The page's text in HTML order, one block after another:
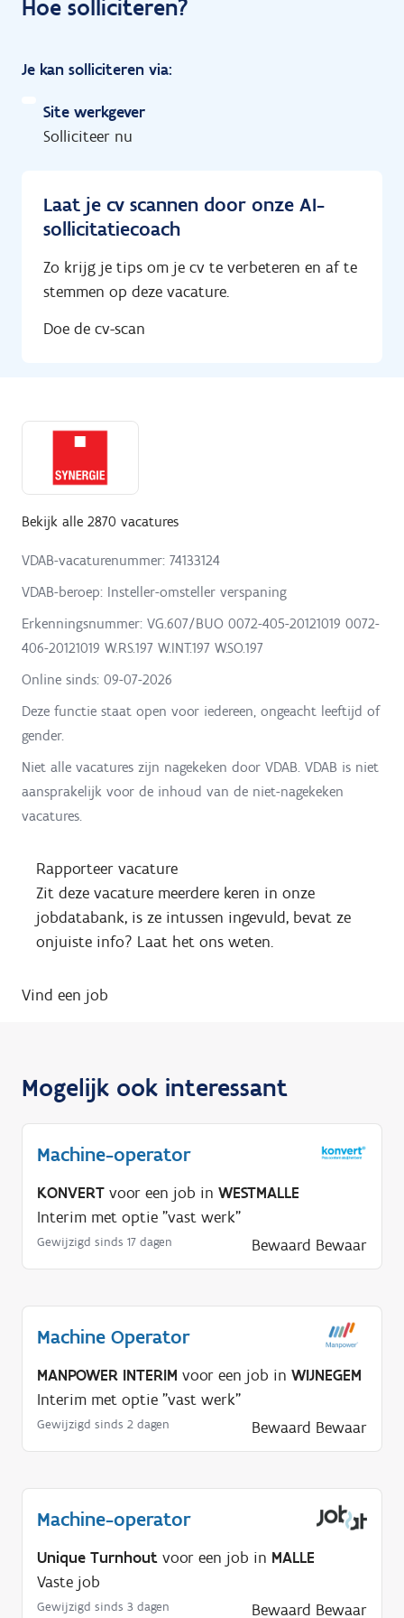
Hoe solliciteren?
Je kan solliciteren via:
Site werkgever
Solliciteer nu
Laat je cv scannen door onze AI-
sollicitatiecoach
Zo krijg je tips om je cv te verbeteren en af te
stemmen op deze vacature.
Doe de cv-scan
Bekijk alle 2870 vacatures
VDAB-vacaturenummer: 74133124
VDAB-beroep: Insteller-omsteller verspaning
Erkenningsnummer: VG.607/BUO 0072-405-20121019 0072-
406-20121019 W.RS.197 W.INT.197 W.SO.197
Online sinds: 09-07-2026
Deze functie staat open voor iedereen, ongeacht leeftijd of
gender.
Niet alle vacatures zijn nagekeken door VDAB. VDAB is niet
aansprakelijk voor de inhoud van de niet-nagekeken
vacatures.
Rapporteer vacature
Zit deze vacature meerdere keren in onze
jobdatabank, is ze intussen ingevuld, bevat ze
onjuiste info? Laat het ons weten.
Vind een job
Mogelijk ook interessant
Machine-operator
KONVERT voor een job in WESTMALLE
Interim met optie "vast werk"
Gewijzigd sinds 17 dagen Bewaard Bewaar
Machine Operator
MANPOWER INTERIM voor een job in WIJNEGEM
Interim met optie "vast werk"
Gewijzigd sinds 2 dagen Bewaard Bewaar
Machine-operator
Unique Turnhout voor een job in MALLE
Vaste job
Gewijzigd sinds 3 dagen Bewaard Bewaar